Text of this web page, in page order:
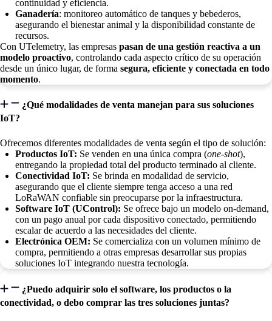
continuidad y eficiencia.
Ganadería: monitoreo automático de tanques y bebederos,
asegurando el bienestar animal y la disponibilidad constante de
recursos.
Con UTelemetry, las empresas pasan de una gestión reactiva a un
modelo proactivo, controlando cada aspecto crítico de su operación
desde un único lugar, de forma segura, eficiente y conectada en todo
momento.
¿Qué modalidades de venta manejan para sus soluciones
IoT?
Ofrecemos diferentes modalidades de venta según el tipo de solución:
​Productos IoT: Se venden en una única compra (one-shot),
entregando la propiedad total del ​producto terminado al cliente.
Conectividad IoT: Se brinda en modalidad de servicio,
asegurando que el cliente siempre tenga acceso a una red
LoRaWAN confiable sin preocuparse por la infraestructura.
Software IoT (UControl): Se ofrece bajo un modelo on-demand,
con un pago anual por cada dispositivo conectado, permitiendo
escalar de acuerdo a las necesidades del cliente.
Electrónica OEM: Se comercializa con un volumen mínimo de
compra, permitiendo a otras empresas desarrollar sus propias
soluciones IoT integrando nuestra tecnología.
¿Puedo adquirir solo el software, los productos o la
conectividad, o debo comprar las tres soluciones juntas?